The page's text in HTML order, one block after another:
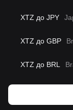
XTZ до JPY
XTZ до GBP
XTZ до BRL